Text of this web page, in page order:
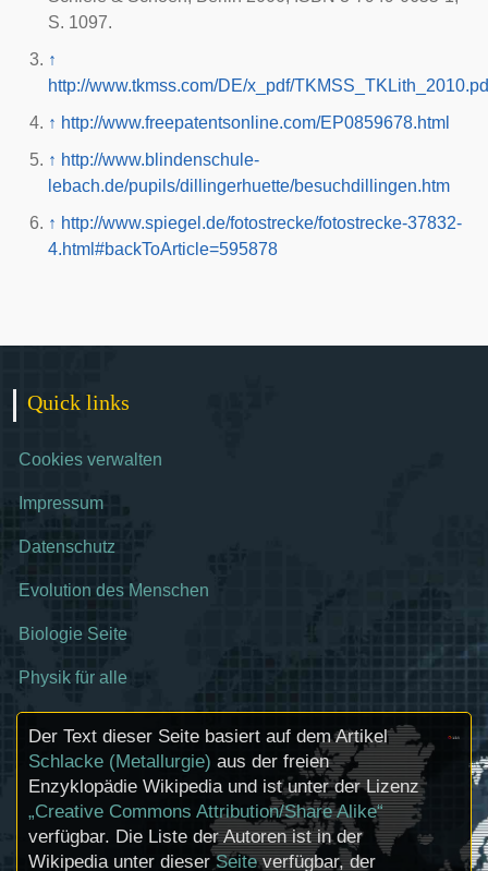
S. 1097.
↑
http://www.tkmss.com/DE/x_pdf/
↑ http://www.freepatentsonline.com/EP0859678.html
↑ http://www.blindenschule-
lebach.de/pupils/dillingerhuette/besuchdillingen.htm
↑ http://www.spiegel.de/fotostrecke/fotostrecke-37832-
4.html#backToArticle=595878
Quick links
Cookies verwalten
Impressum
Datenschutz
Evolution des Menschen
Biologie Seite
Physik für alle
Der Text dieser Seite basiert auf dem Artikel
Schlacke (Metallurgie) aus der freien
Enzyklopädie Wikipedia und ist unter der Lizenz
„Creative Commons Attribution/Share Alike“
verfügbar. Die Liste der Autoren ist in der
Wikipedia unter dieserSeiteverfügbar, der